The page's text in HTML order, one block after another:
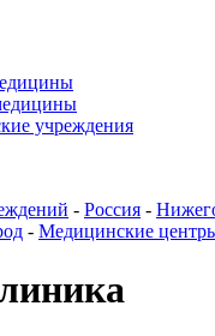
учреждения
- Россия -
- Медицинские